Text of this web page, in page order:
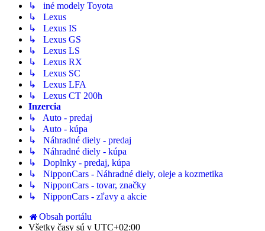
↳ iné modely Toyota
↳ Lexus
↳ Lexus IS
↳ Lexus GS
↳ Lexus LS
↳ Lexus RX
↳ Lexus SC
↳ Lexus LFA
↳ Lexus CT 200h
Inzercia
↳ Auto - predaj
↳ Auto - kúpa
↳ Náhradné diely - predaj
↳ Náhradné diely - kúpa
↳ Doplnky - predaj, kúpa
↳ NipponCars - Náhradné diely, oleje a kozmetika
↳ NipponCars - tovar, značky
↳ NipponCars - zľavy a akcie
Obsah portálu
Všetky časy sú v UTC+02:00